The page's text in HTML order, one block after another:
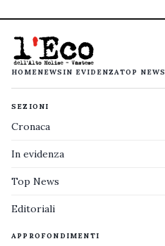
HOMENEWS IN EVIDENZATOP NEWS
SEZIONI
Cronaca
In evidenza
Top News
Editoriali
APPROFONDIMENTI